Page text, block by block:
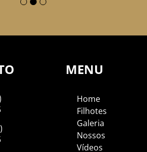
MENU
Home
Filhotes
Galeria
Nossos
Vídeos